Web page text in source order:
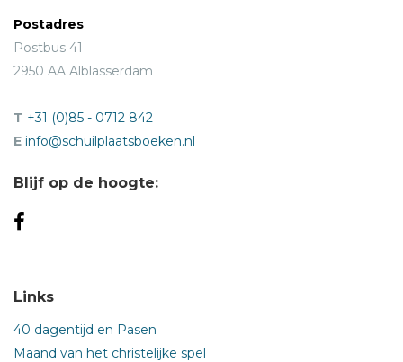
Postadres
Postbus 41
2950 AA Alblasserdam
T +31 (0)85 - 0712 842
E info@schuilplaatsboeken.nl
Blijf op de hoogte:
Links
40 dagentijd en Pasen
Maand van het christelijke spel